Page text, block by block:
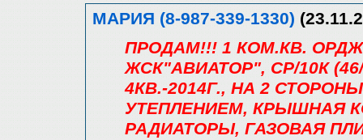
МАРИЯ (8-987-339-1330)
ПРОДАМ!!! 1 КОМ.КВ.
ЖСК"АВИАТОР", СР/10К
4КВ.-2014Г., НА 2
УТЕПЛЕНИЕМ, КРЫШНАЯ
РАДИАТОРЫ, ГАЗОВАЯ